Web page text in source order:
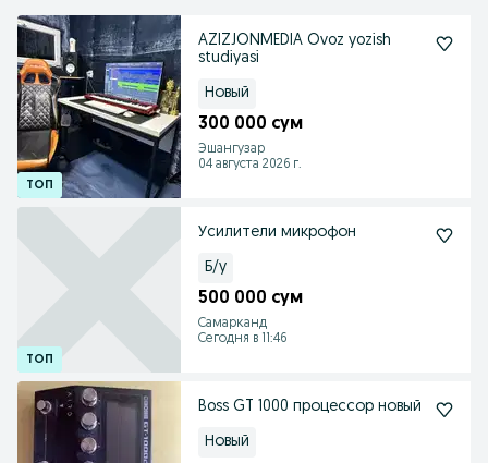
AZIZJONMEDIA Ovoz yozish
studiyasi
Новый
300 000 сум
Эшангузар
04 августа 2026 г.
Усилители микрофон
Б/у
500 000 сум
Самарканд
Сегодня в 11:46
Boss GT 1000 процессор новый
Новый